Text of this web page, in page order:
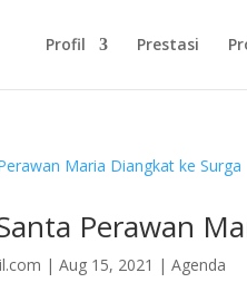
Profil Prestasi
Perawan
|Aug 15, 2021 |Agenda